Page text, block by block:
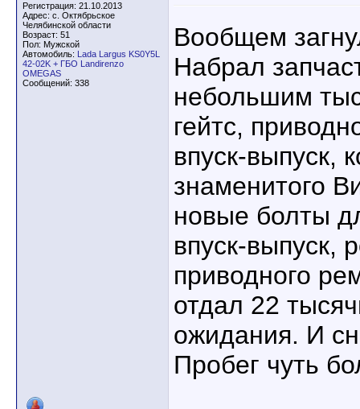
Регистрация: 21.10.2013
Адрес: с. Октябрьское
Челябинской области
Возраст: 51
Пол: Мужской
Автомобиль: Lada Largus KS0Y5L
42-02K + ГБО Landirenzo
OMEGAS
Сообщений: 338
Вообщем
Набрал
небольшим
гейтс,
впуск-выпуск,
знаменитого
новые болты
впуск-выпуск,
приводного
отдал 22
ожидания. И
Пробег чуть